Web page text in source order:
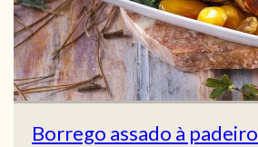
Borrego assado à padeiro